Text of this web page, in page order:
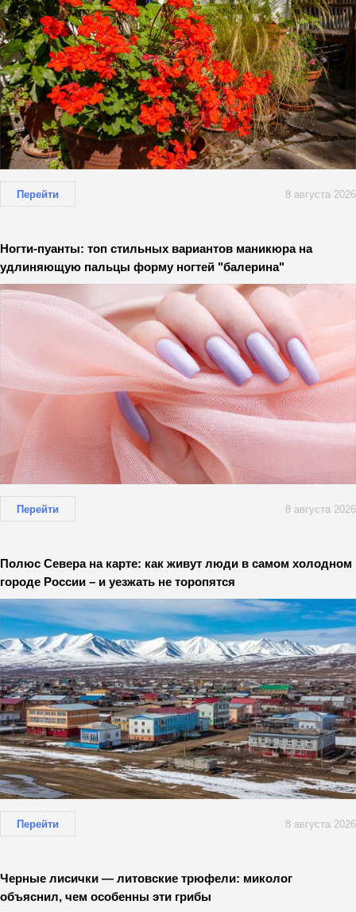
Перейти 8 августа 2026
Ногти-пуанты: топ стильных вариантов маникюра на
удлиняющую пальцы форму ногтей "балерина"
Перейти 8 августа 2026
Полюс Севера на карте: как живут люди в самом холодном
городе России – и уезжать не торопятся
Перейти 8 августа 2026
Черные лисички — литовские трюфели: миколог
объяснил, чем особенны эти грибы